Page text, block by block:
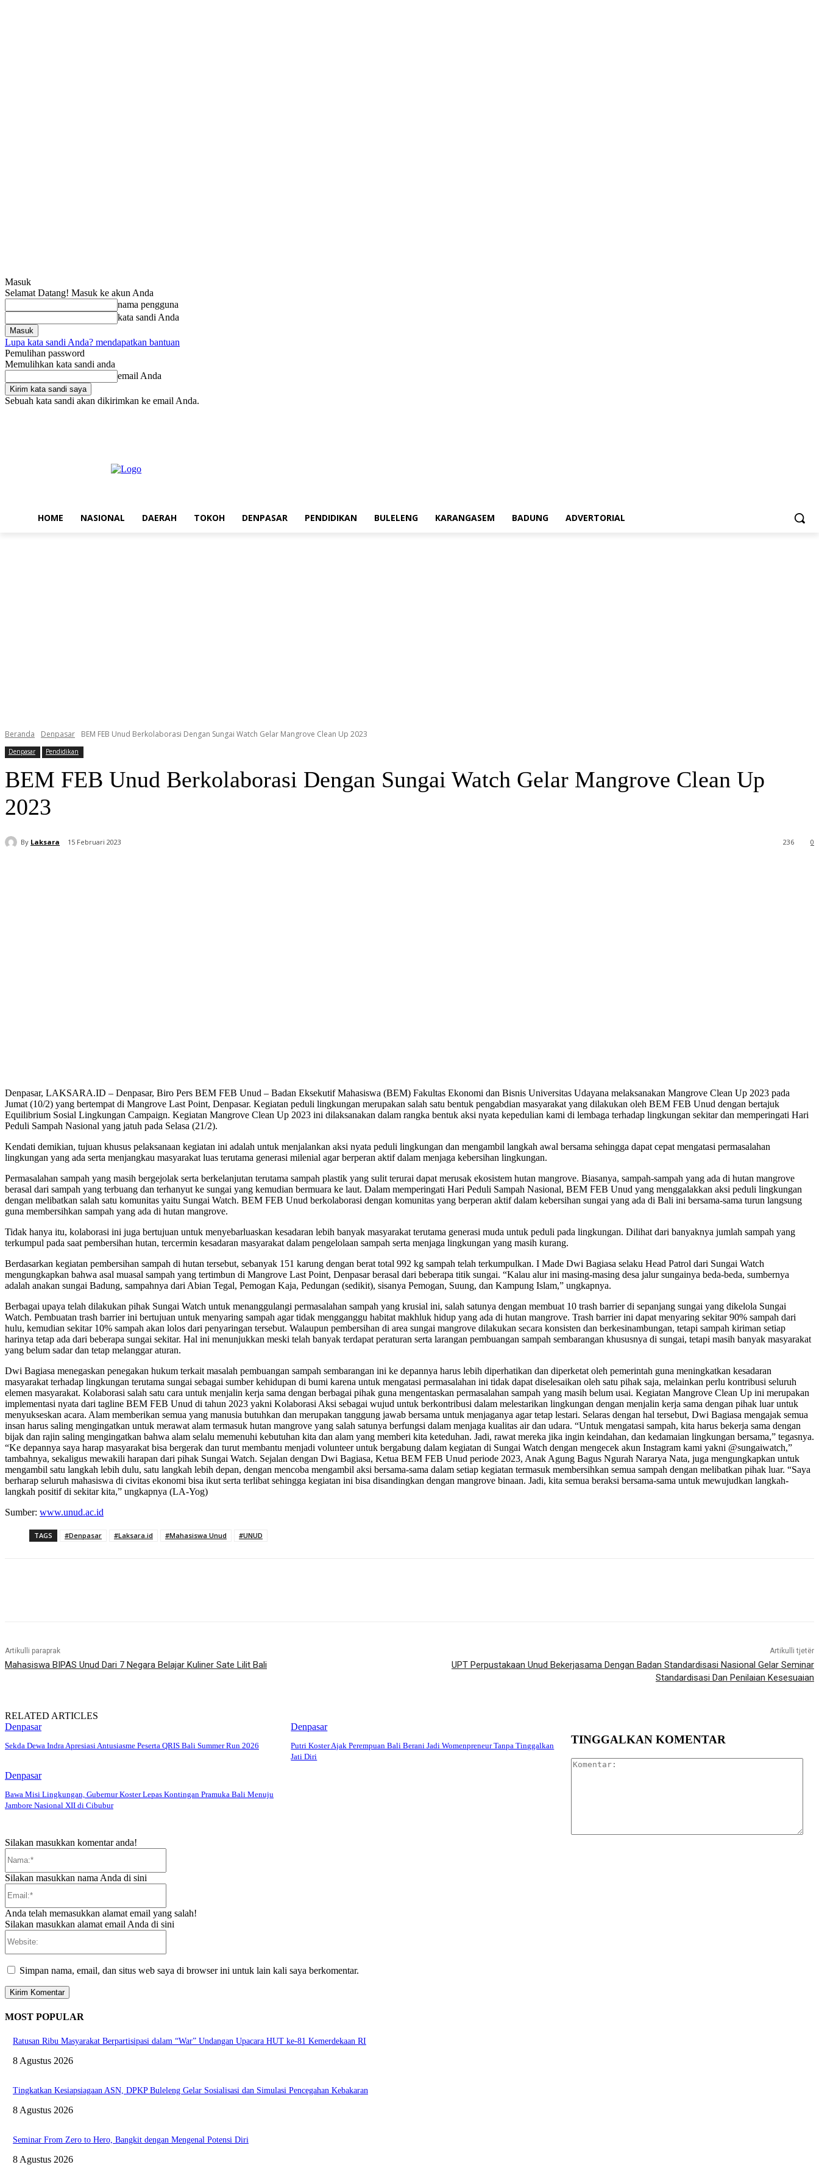
Masuk
Selamat Datang! Masuk ke akun Anda
nama pengguna
kata sandi Anda
Lupa kata sandi Anda? mendapatkan bantuan
Pemulihan password
Memulihkan kata sandi anda
email Anda
Sebuah kata sandi akan dikirimkan ke email Anda.
HOME NASIONAL DAERAH TOKOH DENPASAR PENDIDIKAN BULELENG KARANGASEM BADUNG ADVERTORIAL
Beranda Denpasar BEM FEB Unud Berkolaborasi Dengan Sungai Watch Gelar Mangrove Clean Up 2023
Denpasar Pendidikan
BEM FEB Unud Berkolaborasi Dengan Sungai Watch Gelar Mangrove Clean Up
2023
By Laksara 15 Februari 2023 0
236
Denpasar, LAKSARA.ID – Denpasar, Biro Pers BEM FEB Unud – Badan Eksekutif Mahasiswa (BEM) Fakultas Ekonomi dan Bisnis Universitas Udayana melaksanakan Mangrove Clean Up 2023 pada
Jumat (10/2) yang bertempat di Mangrove Last Point, Denpasar. Kegiatan peduli lingkungan merupakan salah satu bentuk pengabdian masyarakat yang dilakukan oleh BEM FEB Unud dengan bertajuk
Equilibrium Sosial Lingkungan Campaign. Kegiatan Mangrove Clean Up 2023 ini dilaksanakan dalam rangka bentuk aksi nyata kepedulian kami di lembaga terhadap lingkungan sekitar dan memperingati Hari
Peduli Sampah Nasional yang jatuh pada Selasa (21/2).
Kendati demikian, tujuan khusus pelaksanaan kegiatan ini adalah untuk menjalankan aksi nyata peduli lingkungan dan mengambil langkah awal bersama sehingga dapat cepat mengatasi permasalahan
lingkungan yang ada serta menjangkau masyarakat luas terutama generasi milenial agar berperan aktif dalam menjaga kebersihan lingkungan.
Permasalahan sampah yang masih bergejolak serta berkelanjutan terutama sampah plastik yang sulit terurai dapat merusak ekosistem hutan mangrove. Biasanya, sampah-sampah yang ada di hutan mangrove
berasal dari sampah yang terbuang dan terhanyut ke sungai yang kemudian bermuara ke laut. Dalam memperingati Hari Peduli Sampah Nasional, BEM FEB Unud yang menggalakkan aksi peduli lingkungan
dengan melibatkan salah satu komunitas yaitu Sungai Watch. BEM FEB Unud berkolaborasi dengan komunitas yang berperan aktif dalam kebersihan sungai yang ada di Bali ini bersama-sama turun langsung
guna membersihkan sampah yang ada di hutan mangrove.
Tidak hanya itu, kolaborasi ini juga bertujuan untuk menyebarluaskan kesadaran lebih banyak masyarakat terutama generasi muda untuk peduli pada lingkungan. Dilihat dari banyaknya jumlah sampah yang
terkumpul pada saat pembersihan hutan, tercermin kesadaran masyarakat dalam pengelolaan sampah serta menjaga lingkungan yang masih kurang.
Berdasarkan kegiatan pembersihan sampah di hutan tersebut, sebanyak 151 karung dengan berat total 992 kg sampah telah terkumpulkan. I Made Dwi Bagiasa selaku Head Patrol dari Sungai Watch
mengungkapkan bahwa asal muasal sampah yang tertimbun di Mangrove Last Point, Denpasar berasal dari beberapa titik sungai. “Kalau alur ini masing-masing desa jalur sungainya beda-beda, sumbernya
adalah anakan sungai Badung, sampahnya dari Abian Tegal, Pemogan Kaja, Pedungan (sedikit), sisanya Pemogan, Suung, dan Kampung Islam,” ungkapnya.
Berbagai upaya telah dilakukan pihak Sungai Watch untuk menanggulangi permasalahan sampah yang krusial ini, salah satunya dengan membuat 10 trash barrier di sepanjang sungai yang dikelola Sungai
Watch. Pembuatan trash barrier ini bertujuan untuk menyaring sampah agar tidak mengganggu habitat makhluk hidup yang ada di hutan mangrove. Trash barrier ini dapat menyaring sekitar 90% sampah dari
hulu, kemudian sekitar 10% sampah akan lolos dari penyaringan tersebut. Walaupun pembersihan di area sungai mangrove dilakukan secara konsisten dan berkesinambungan, tetapi sampah kiriman setiap
harinya tetap ada dari beberapa sungai sekitar. Hal ini menunjukkan meski telah banyak terdapat peraturan serta larangan pembuangan sampah sembarangan khususnya di sungai, tetapi masih banyak masyarakat
yang belum sadar dan tetap melanggar aturan.
Dwi Bagiasa menegaskan penegakan hukum terkait masalah pembuangan sampah sembarangan ini ke depannya harus lebih diperhatikan dan diperketat oleh pemerintah guna meningkatkan kesadaran
masyarakat terhadap lingkungan terutama sungai sebagai sumber kehidupan di bumi karena untuk mengatasi permasalahan ini tidak dapat diselesaikan oleh satu pihak saja, melainkan perlu kontribusi seluruh
elemen masyarakat. Kolaborasi salah satu cara untuk menjalin kerja sama dengan berbagai pihak guna mengentaskan permasalahan sampah yang masih belum usai. Kegiatan Mangrove Clean Up ini merupakan
implementasi nyata dari tagline BEM FEB Unud di tahun 2023 yakni Kolaborasi Aksi sebagai wujud untuk berkontribusi dalam melestarikan lingkungan dengan menjalin kerja sama dengan pihak luar untuk
menyukseskan acara. Alam memberikan semua yang manusia butuhkan dan merupakan tanggung jawab bersama untuk menjaganya agar tetap lestari. Selaras dengan hal tersebut, Dwi Bagiasa mengajak semua
insan harus saling mengingatkan untuk merawat alam termasuk hutan mangrove yang salah satunya berfungsi dalam menjaga kualitas air dan udara. “Untuk mengatasi sampah, kita harus bekerja sama dengan
bijak dan rajin saling mengingatkan bahwa alam selalu memenuhi kebutuhan kita dan alam yang memberi kita keteduhan. Jadi, rawat mereka jika ingin keindahan, dan kedamaian lingkungan bersama,” tegasnya.
“Ke depannya saya harap masyarakat bisa bergerak dan turut membantu menjadi volunteer untuk bergabung dalam kegiatan di Sungai Watch dengan mengecek akun Instagram kami yakni @sungaiwatch,”
tambahnya, sekaligus mewakili harapan dari pihak Sungai Watch. Sejalan dengan Dwi Bagiasa, Ketua BEM FEB Unud periode 2023, Anak Agung Bagus Ngurah Nararya Nata, juga mengungkapkan untuk
mengambil satu langkah lebih dulu, satu langkah lebih depan, dengan mencoba mengambil aksi bersama-sama dalam setiap kegiatan termasuk membersihkan semua sampah dengan melibatkan pihak luar. “Saya
berharap seluruh mahasiswa di civitas ekonomi bisa ikut serta terlibat sehingga kegiatan ini bisa disandingkan dengan mangrove binaan. Jadi, kita semua beraksi bersama-sama untuk mewujudkan langkah-
langkah positif di sekitar kita,” ungkapnya (LA-Yog)
Sumber: www.unud.ac.id
TAGS #Denpasar #Laksara.id #Mahasiswa Unud #UNUD
Artikulli paraprak
Mahasiswa BIPAS Unud Dari 7 Negara Belajar Kuliner Sate Lilit Bali
Artikulli tjetër
UPT Perpustakaan Unud Bekerjasama Dengan Badan Standardisasi Nasional Gelar Seminar
Standardisasi Dan Penilaian Kesesuaian
RELATED ARTICLES
Denpasar
Sekda Dewa Indra Apresiasi Antusiasme Peserta QRIS Bali Summer Run 2026
Denpasar
Putri Koster Ajak Perempuan Bali Berani Jadi Womenpreneur Tanpa Tinggalkan
Jati Diri
Denpasar
Bawa Misi Lingkungan, Gubernur Koster Lepas Kontingan Pramuka Bali Menuju
Jambore Nasional XII di Cibubur
TINGGALKAN KOMENTAR
Silakan masukkan komentar anda!
Silakan masukkan nama Anda di sini
Anda telah memasukkan alamat email yang salah!
Silakan masukkan alamat email Anda di sini
Simpan nama, email, dan situs web saya di browser ini untuk lain kali saya berkomentar.
MOST POPULAR
Ratusan Ribu Masyarakat Berpartisipasi dalam “War” Undangan Upacara HUT ke-81 Kemerdekaan RI
8 Agustus 2026
Tingkatkan Kesiapsiagaan ASN, DPKP Buleleng Gelar Sosialisasi dan Simulasi Pencegahan Kebakaran
8 Agustus 2026
Seminar From Zero to Hero, Bangkit dengan Mengenal Potensi Diri
8 Agustus 2026